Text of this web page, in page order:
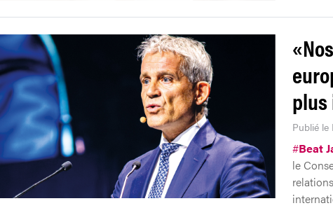
Publié le
#Beat
le